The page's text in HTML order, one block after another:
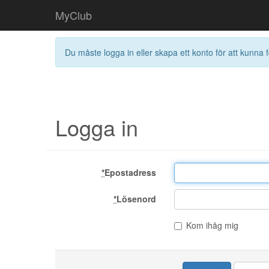
MyClub
Du måste logga in eller skapa ett konto för att kunna
Logga in
*Epostadress
*Lösenord
Kom ihåg mig